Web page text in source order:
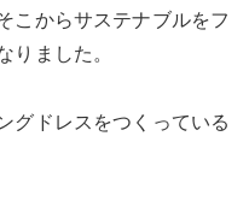
こからサステナブルをフ
りました。
グドレスをつくっている